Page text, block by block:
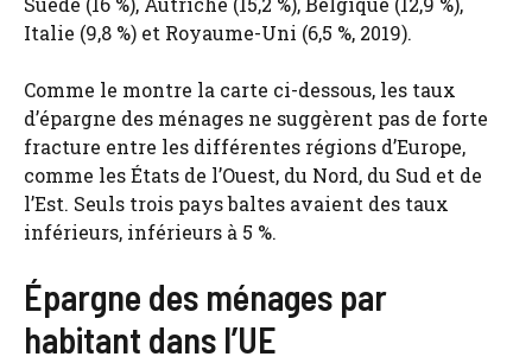
Italie (9,8 %) et Royaume-Uni (6,5 %, 2019).
Comme le montre la carte ci-dessous, les taux
d’épargne des ménages ne suggèrent pas de forte
fracture entre les différentes régions d’Europe,
comme les États de l’Ouest, du Nord, du Sud et de
l’Est. Seuls trois pays baltes avaient des taux
inférieurs, inférieurs à 5 %.
Épargne des ménages par
habitant dans l’UE